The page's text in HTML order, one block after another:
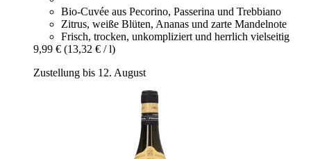
Bio-Cuvée aus Pecorino, Passerina und Trebbiano
Zitrus, weiße Blüten, Ananas und zarte Mandelnote
Frisch, trocken, unkompliziert und herrlich vielseitig
9,99 € (13,32 € / l)
Zustellung bis 12. August